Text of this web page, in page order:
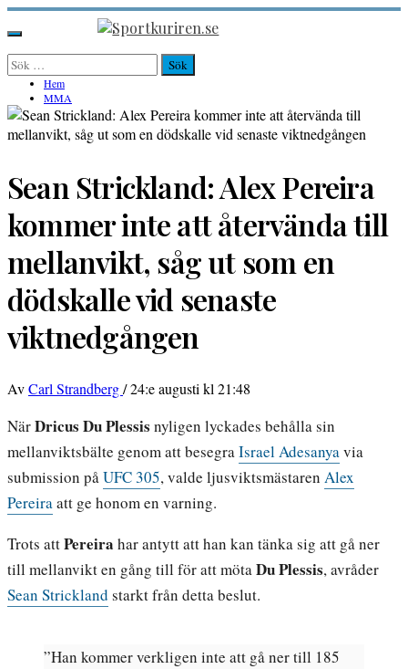
Hoppa
till
innehåll
Sportkuriren.se
Primär
meny
Sök
efter: Hem
MMA
Sean Strickland: Alex Pereira
kommer inte att återvända till
mellanvikt, såg ut som en
dödskalle vid senaste
viktnedgången
AvCarl Strandberg/24:e augusti kl 21:48
NärDricus Du Plessis nyligen lyckades behålla sin
mellanviktsbälte genom att besegraIsrael Adesanyavia
submission påUFC 305, valde ljusviktsmästaren Alex
Pereiraatt ge honom en varning.
Trots attPereira har antytt att han kan tänka sig att gå ner
till mellanvikt en gång till för att mötaDu Plessis, avråder
Sean Strickland starkt från detta beslut.
”Han kommer verkligen inte att gå ner till 185